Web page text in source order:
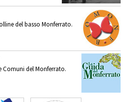
del basso Monferrato.
Comuni del Monferrato.